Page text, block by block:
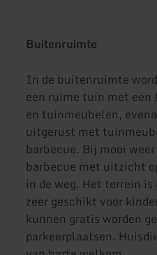
Buitenruimte
In de buitenruimte
een ruime tuin met
en tuinmeubelen,
uitgerust met
barbecue. Bij mooi
barbecue met uitzicht
in de weg. Het terrein is
zeer geschikt voor
kunnen gratis worden
parkeerplaatsen.